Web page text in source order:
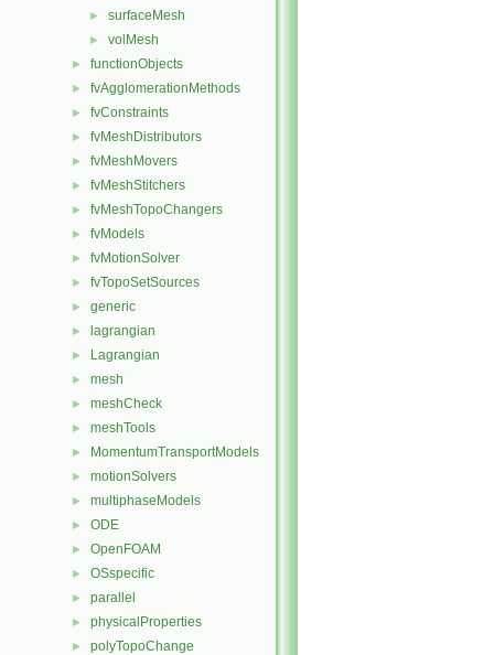
► surfaceMesh
► volMesh
► functionObjects
► fvAgglomerationMethods
► fvConstraints
► fvMeshDistributors
► fvMeshMovers
► fvMeshStitchers
► fvMeshTopoChangers
► fvModels
► fvMotionSolver
► fvTopoSetSources
► generic
► lagrangian
► Lagrangian
► mesh
► meshCheck
► meshTools
► MomentumTransportModels
► motionSolvers
► multiphaseModels
► ODE
► OpenFOAM
► OSspecific
► parallel
► physicalProperties
► polyTopoChange